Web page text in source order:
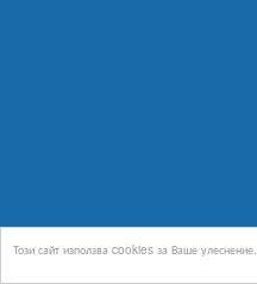
Този сайт използва cookies за Ваше улеснение.